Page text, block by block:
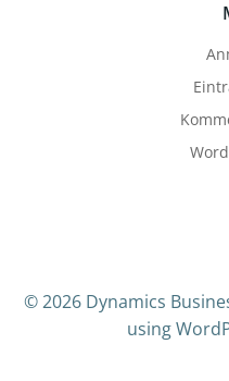
© 2026 Dynamics
using